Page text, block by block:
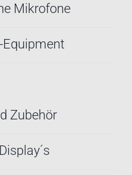
Mikrofone
Equipment
Zubehör